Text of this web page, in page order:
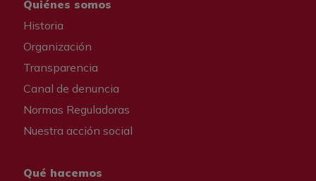
Quiénes somos
Historia
Organización
Transparencia
Canal de denuncia
Normas Reguladoras
Nuestra acción social
Qué hacemos